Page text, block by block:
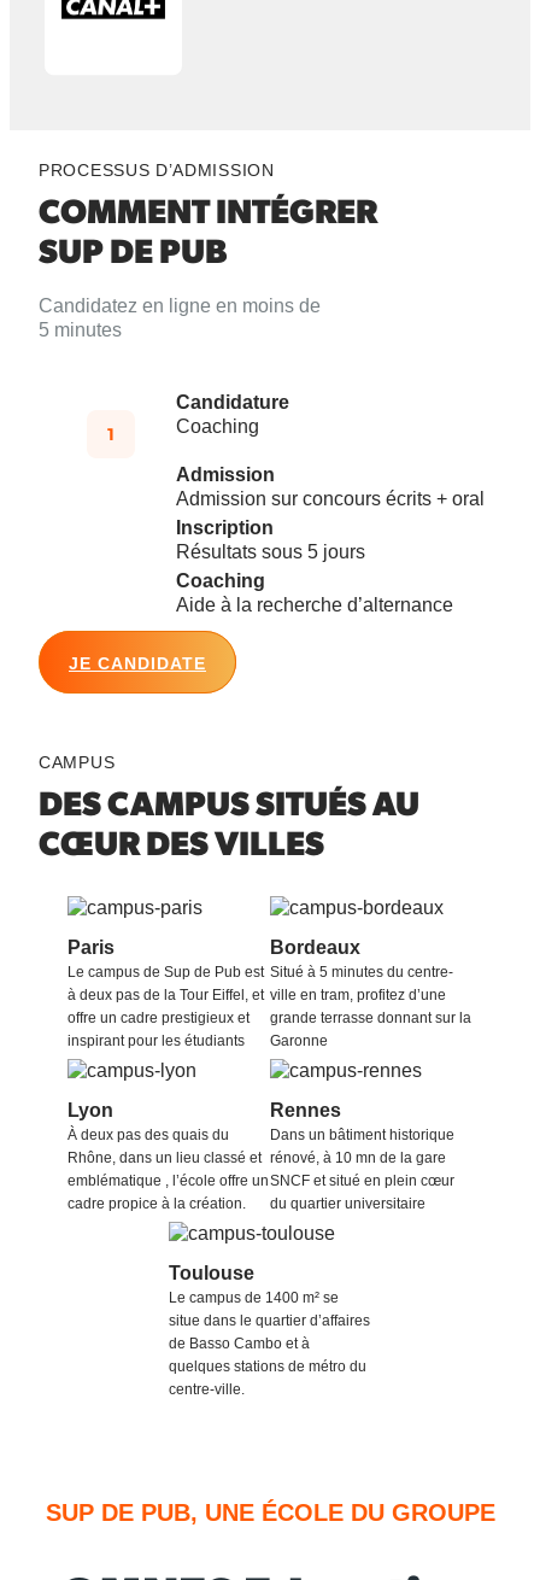
PROCESSUS D’ADMISSION
COMMENT INTÉGRER
SUP DE PUB
Candidatez en ligne en moins de
5 minutes
Candidature
Coaching
Admission
Admission sur concours écrits + oral
Inscription
Résultats sous 5 jours
Coaching
Aide à la recherche d’alternance
JE CANDIDATE
CAMPUS
DES CAMPUS SITUÉSAU
CŒUR DES VILLES
Paris
Le campus de Sup de Pub est
à deux pas de la Tour Eiffel, et
offre un cadre prestigieux et
inspirant pour les étudiants
Bordeaux
Situé à 5 minutes du centre-
ville en tram, profitez d’une
grande terrasse donnant sur la
Garonne
Lyon
À deux pas des quais du
Rhône, dans un lieu classé et
emblématique , l’école offre un
cadre propice à la création.
Rennes
Dans un bâtiment historique
rénové, à 10 mn de la gare
SNCF et situé en plein cœur
du quartier universitaire
Toulouse
Le campus de 1400 m² se
situe dans le quartier d’affaires
de Basso Cambo et à
quelques stations de métro du
centre-ville.
SUP DE PUB, UNE ÉCOLE DU GROUPE